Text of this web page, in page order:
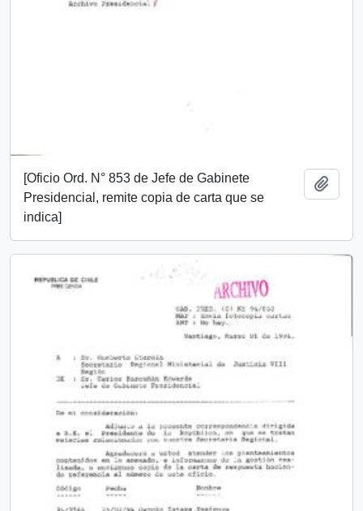
[Oficio Ord. N° 853 de Jefe de Gabinete
Presidencial, remite copia de carta que se
indica]